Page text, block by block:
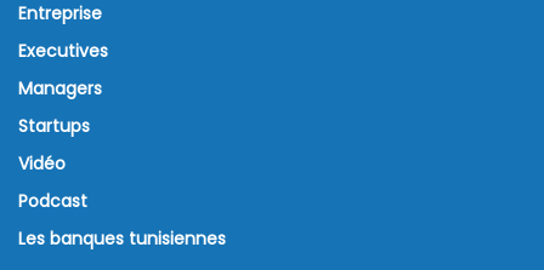
Entreprise
Executives
Managers
Startups
Vidéo
Podcast
Les banques tunisiennes